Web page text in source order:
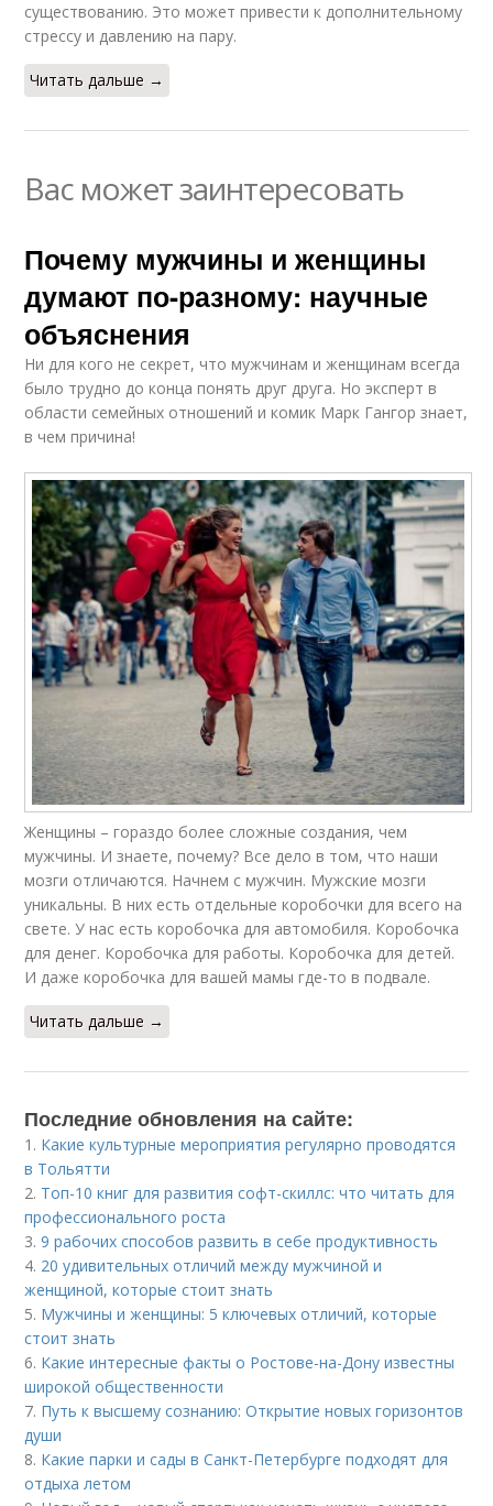
существованию. Это может привести к дополнительному
стрессу и давлению на пару.
Читать дальше →
Вас может заинтересовать
Почему мужчины и женщины
думают по-разному: научные
объяснения
Ни для кого не секрет, что мужчинам и женщинам всегда
было трудно до конца понять друг друга. Но эксперт в
области семейных отношений и комик Марк Гангор знает,
в чем причина!
Женщины – гораздо более сложные создания, чем
мужчины. И знаете, почему? Все дело в том, что наши
мозги отличаются. Начнем с мужчин. Мужские мозги
уникальны. В них есть отдельные коробочки для всего на
свете. У нас есть коробочка для автомобиля. Коробочка
для денег. Коробочка для работы. Коробочка для детей.
И даже коробочка для вашей мамы где-то в подвале.
Читать дальше →
Последние обновления на сайте:
1. Какие культурные мероприятия регулярно проводятся
в Тольятти
2. Топ-10 книг для развития софт-скиллс: что читать для
профессионального роста
3.9 рабочих способов развить в себе продуктивность
4. 20 удивительных отличий между мужчиной и
женщиной, которые стоит знать
5. Мужчины и женщины: 5 ключевых отличий, которые
стоит знать
6. Какие интересные факты о Ростове-на-Дону известны
широкой общественности
7. Путь к высшему сознанию: Открытие новых горизонтов
души
8. Какие парки и сады в Санкт-Петербурге подходят для
отдыха летом